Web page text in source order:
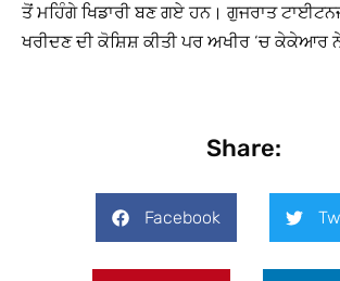
ਤੋਂ ਮਹਿੰਗੇ ਖਿਡਾਰੀ ਬਣ ਗਏ ਹਨ। ਗੁਜਰਾਤ
ਖਰੀਦਣ ਦੀ ਕੋਸ਼ਿਸ਼ ਕੀਤੀ ਪਰ ਅਖੀਰ ‘ਚ ਕੇਕੇਆਰ
Share:
Facebook